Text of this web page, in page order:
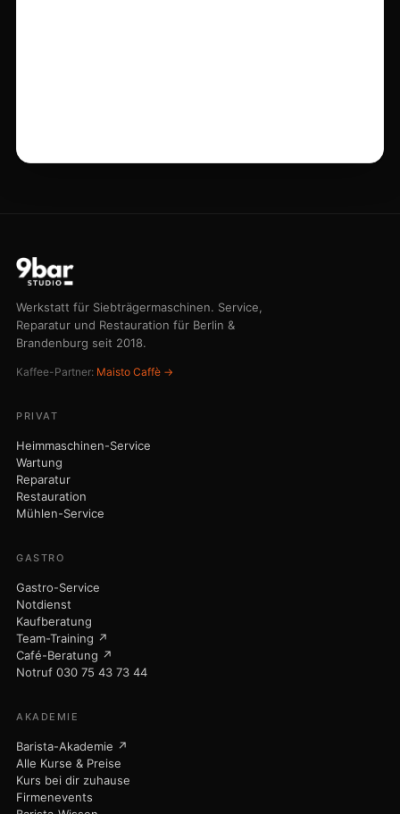
Werkstatt für Siebträgermaschinen. Service,
Reparatur und Restauration für Berlin &
Brandenburg seit 2018.
Kaffee-Partner:Maisto Caffè →
Heimmaschinen-Service
Wartung
Reparatur
Restauration
Mühlen-Service
Notdienst
Kaufberatung
Team-Training ↗
Café-Beratung ↗